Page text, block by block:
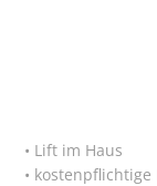
Lift im Haus
kostenpflichtige